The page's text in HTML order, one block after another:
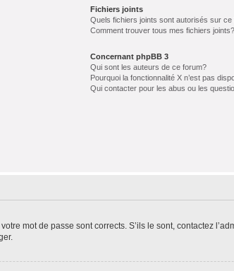
Fichiers joints
Quels fichiers joints sont autorisés sur ce
Comment trouver tous mes fichiers joints?
Concernant phpBB 3
Qui sont les auteurs de ce forum?
Pourquoi la fonctionnalité X n’est pas
Qui contacter pour les abus ou les
mot de passe sont corrects. S’ils le sont, contactez